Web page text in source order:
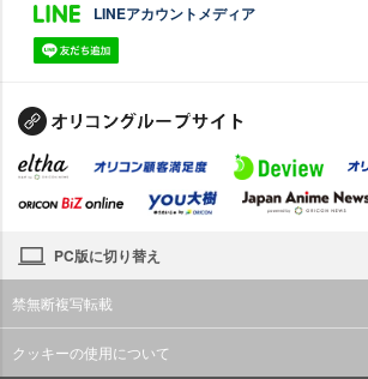
LINEアカウントメディア
PC版に切り替え
禁無断複写転載
クッキーの使用について